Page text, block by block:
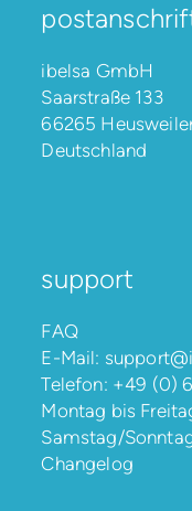
ibelsa GmbH
Saarstraße 133
66265
Deutschland
support
FAQ
E-Mail:
Telefon: +49 (0)
Montag bis
Samstag/
Changelog